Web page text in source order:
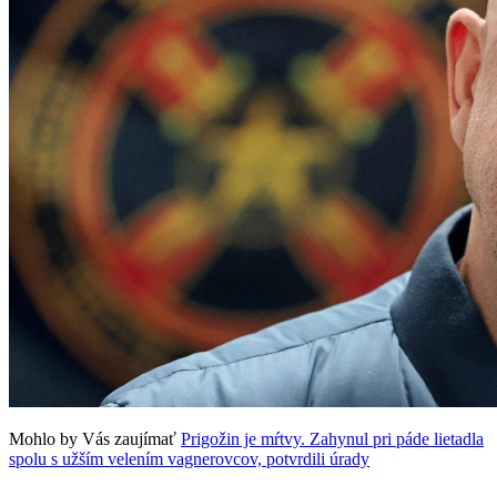
Mohlo by Vás zaujímať Prigožin je mŕtvy. Zahynul pri páde lietadla
spolu s užším velením vagnerovcov, potvrdili úrady